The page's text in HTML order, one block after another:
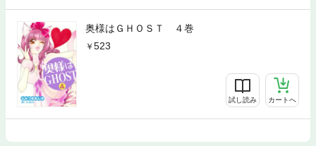
奥様はＧＨＯＳＴ ４巻
523
試し読み カートへ